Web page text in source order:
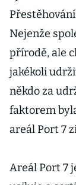
Nejenže
přírodě, ale
jakékoli
někdo za
faktorem
areál Port 7
Areál Port 7